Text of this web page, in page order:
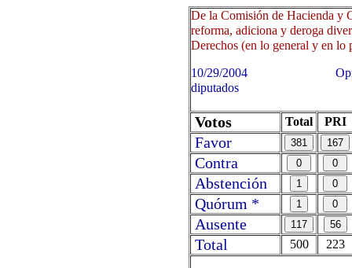
De la Comisión de Hacienda y
reforma, adiciona y deroga
Derechos (en lo general y en lo
10/29/2004 Oprima
diputados
Votos Total PRI
Favor
Contra
Abstención
Quórum *
Ausente
Total
500 223